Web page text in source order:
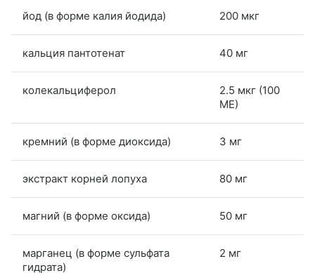
йод (в форме калия йодида) 200 мкг
кальция пантотенат 40 мг
колекальциферол
2.5 мкг (100
МЕ)
кремний (в форме диоксида) 3 мг
экстракт корней лопуха 80 мг
магний (в форме оксида) 50 мг
марганец (в форме сульфата
гидрата)
2 мг